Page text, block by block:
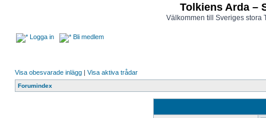
Tolkiens Arda –
Välkommen till Sveriges stora
Logga in Bli medlem
Visa obesvarade inlägg | Visa aktiva trådar
Forumindex